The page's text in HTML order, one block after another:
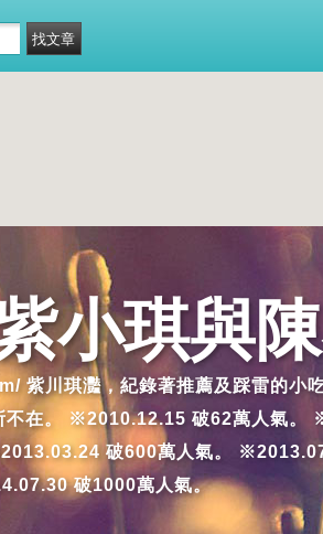
小琪與
川琪灩，紀錄著推薦及踩雷的小
不在。 ※2010.12.15 破62萬人氣
破600萬人氣。
破1000萬人氣。